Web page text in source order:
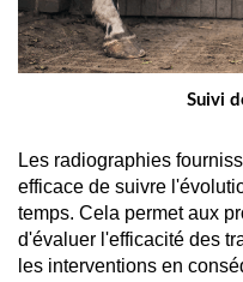
Suivi
Les radiographies
efficace de suivre
temps. Cela permet aux
d'évaluer l'efficacité des
les interventions en